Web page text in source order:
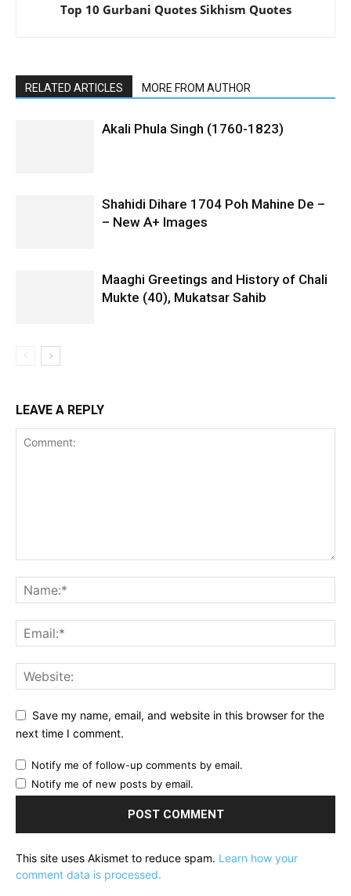
Top 10 Gurbani Quotes Sikhism Quotes
RELATED ARTICLES MORE FROM AUTHOR
Akali Phula Singh (1760-1823)
Shahidi Dihare 1704 Poh Mahine De –
– New A+ Images
Maaghi Greetings and History of Chali
Mukte (40), Mukatsar Sahib
LEAVE A REPLY
Save my name, email, and website in this browser for the
next time I comment.
Notify me of follow-up comments by email.
Notify me of new posts by email.
This site uses Akismet to reduce spam. Learn how your
comment data is processed.